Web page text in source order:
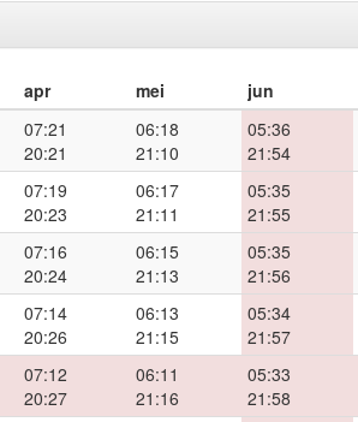
apr mei jun
07:21
20:21
06:18
21:10
05:36
21:54
07:19
20:23
06:17
21:11
05:35
21:55
07:16
20:24
06:15
21:13
05:35
21:56
07:14
20:26
06:13
21:15
05:34
21:57
07:12
20:27
06:11
21:16
05:33
21:58